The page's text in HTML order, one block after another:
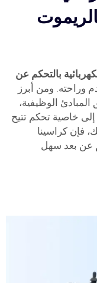
بالتحكم عن
وراحته. ومن أبرز
الوظيفية،
إلى خاصية تحكم تتيح
فإن كراسينا
عن بعد سهل